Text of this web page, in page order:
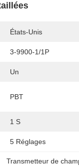
États-Unis
3-9900-1/1P
Un
PBT
1 S
5 Réglages
Transmetteur de